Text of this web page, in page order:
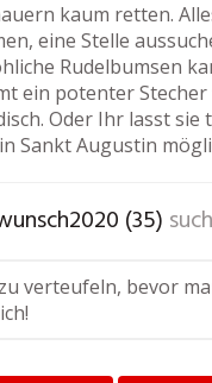
kaum retten.
eine Stelle
Rudelbumsen
ein potenter
Oder Ihr lasst
Sankt Augustin
(35)
verteufeln, bevor